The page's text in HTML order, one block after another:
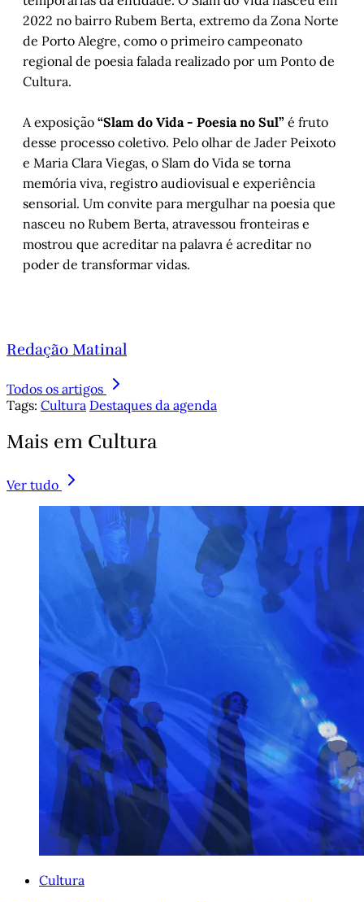
2022 no bairro Rubem Berta, extremo da Zona Norte
de Porto Alegre, como o primeiro campeonato
regional de poesia falada realizado por um Ponto de
Cultura.
A exposição “Slam do Vida - Poesia no Sul” é fruto
desse processo coletivo. Pelo olhar de Jader Peixoto
e Maria Clara Viegas, o Slam do Vida se torna
memória viva, registro audiovisual e experiência
sensorial. Um convite para mergulhar na poesia que
nasceu no Rubem Berta, atravessou fronteiras e
mostrou que acreditar na palavra é acreditar no
poder de transformar vidas.
Redação Matinal
Todos os artigos
Tags: Cultura Destaques da agenda
Mais em Cultura
Ver tudo
Cultura